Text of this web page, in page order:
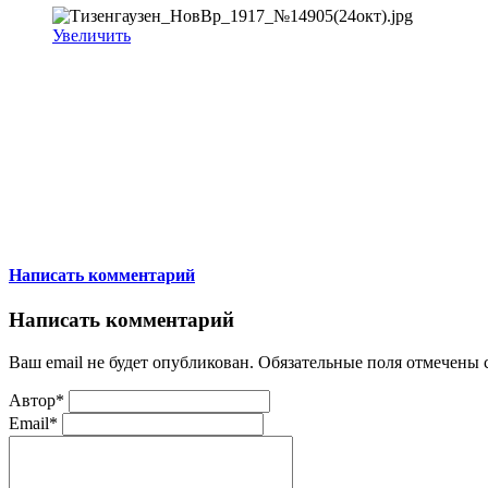
Увеличить
Написать комментарий
Написать комментарий
Ваш email не будет опубликован. Обязательные поля отмечены
Автор*
Email*